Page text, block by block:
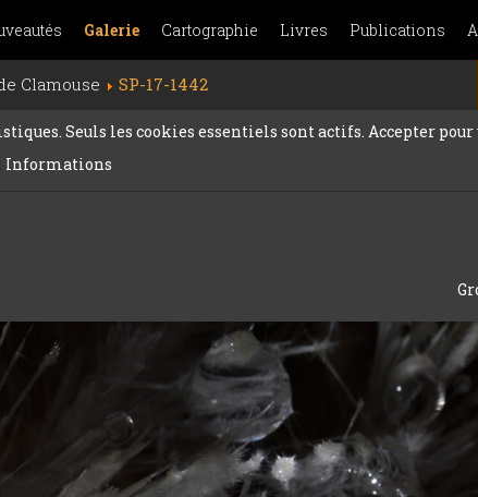
Galerie Cartographie Livres Publications
Clamouse SP-17-1442
Seuls les cookies essentiels sont actifs. Accepter
Informations